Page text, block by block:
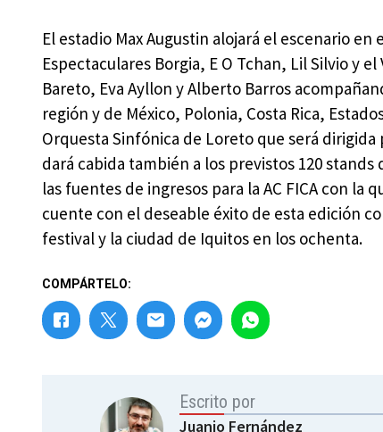
El estadio Max Augustin alojará el escenario
Espectaculares Borgia, E O Tchan, Lil Silvio y
Bareto, Eva Ayllon y Alberto Barros
región y de México, Polonia, Costa Rica,
Orquesta Sinfónica de Loreto que será dirigida
dará cabida también a los previstos 120
las fuentes de ingresos para la AC FICA con la
cuente con el deseable éxito de esta edición
festival y la ciudad de Iquitos en los ochenta.
COMPÁRTELO:
Escrito por
Juanjo Fernández